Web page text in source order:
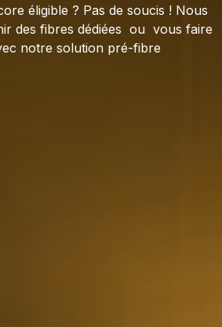
éligible ? Pas de soucis ! Nous
des fibres dédiées ou vous faire
notre solution pré-fibre